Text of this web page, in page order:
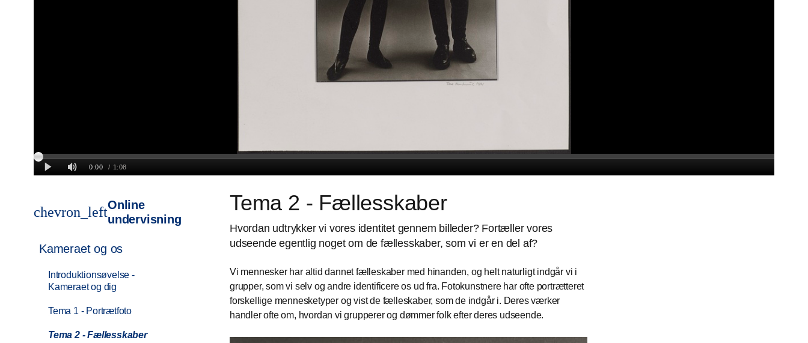
chevron_leftOnline
undervisning
Kameraet og os
Introduktionsøvelse -
Kameraet og dig
Tema 1 - Portrætfoto
Tema 2 - Fællesskaber
Tema 2 - Fællesskaber
Hvordan udtrykker vi vores identitet gennem billeder? Fortæller vores
udseende egentlig noget om de fællesskaber, som vi er en del af?
Vi mennesker har altid dannet fælleskaber med hinanden, og helt naturligt indgår vi i
grupper, som vi selv og andre identificere os ud fra. Fotokunstnere har ofte portrætteret
forskellige mennesketyper og vist de fælleskaber, som de indgår i. Deres værker
handler ofte om, hvordan vi grupperer og dømmer folk efter deres udseende.